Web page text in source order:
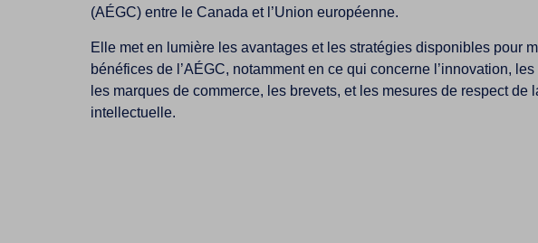
(AÉGC) entre le Canada et l’Union européenne.
Elle met en lumière les avantages et les stratégies disponibles pour
bénéfices de l’AÉGC, notamment en ce qui concerne l’innovation, les
les marques de commerce, les brevets, et les mesures de respect de
intellectuelle.